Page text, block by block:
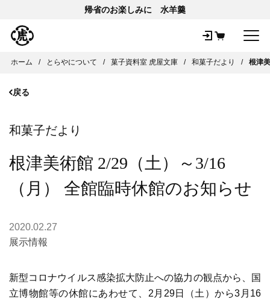
帰省のお楽しみに 水羊羹
ホーム とらやについて 菓子資料室 虎屋文庫 和菓子だより 根津
戻る
和菓子だより
根津美術館 2/29（土）～3/16
（月） 全館臨時休館のお知らせ
2020.02.27
展示情報
新型コロナウイルス感染拡大防止への協力の観点から、国
立博物館等の休館にあわせて、2月29日（土）から3月16